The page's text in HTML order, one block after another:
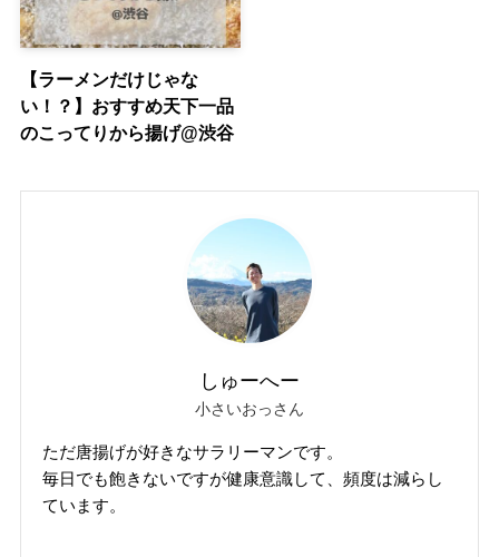
【ラーメンだけじゃな
い！？】おすすめ天下一品
のこってりから揚げ@渋谷
しゅーへー
小さいおっさん
ただ唐揚げが好きなサラリーマンです。
毎日でも飽きないですが健康意識して、頻度は減らし
ています。